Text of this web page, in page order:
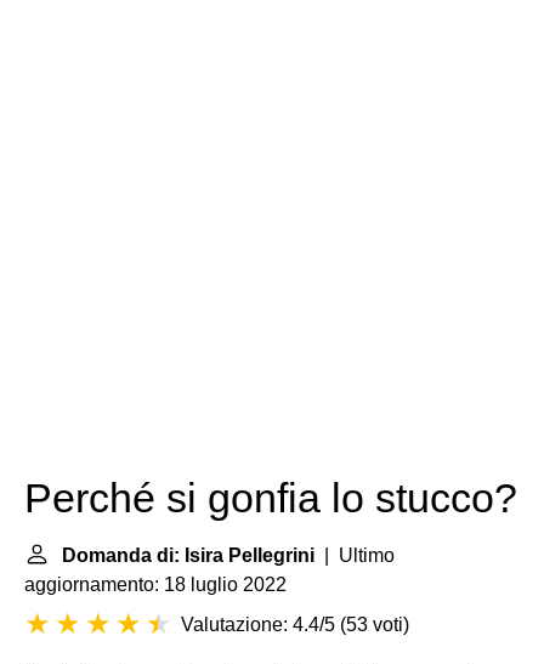
Perché si gonfia lo stucco?
Domanda di: Isira Pellegrini | Ultimo
aggiornamento: 18 luglio 2022
Valutazione: 4.4/5 (53 voti)